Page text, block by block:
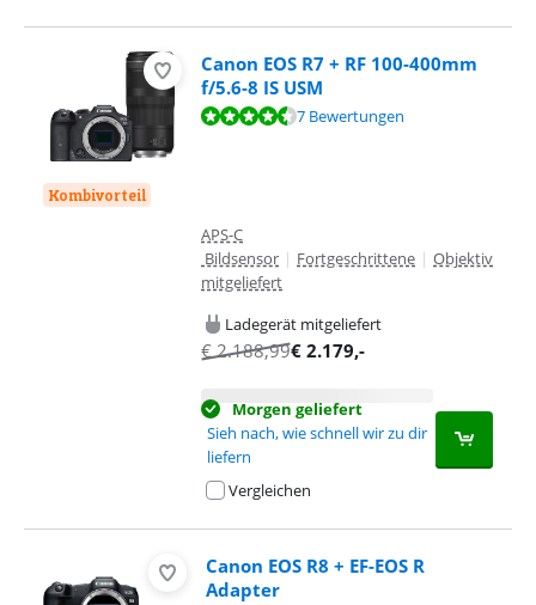
Kombivorteil
Canon EOS R7 + RF 100-400mm
f/5.6-8 IS USM
Bewertet mit 9,3 von 10, basierend auf 7 Bewertungen.
7 Bewertungen
APS-C
Bildsensor | Fortgeschrittene | Objektiv
mitgeliefert
Ladegerät mitgeliefert
€2.188,99€ 2.179,-
Morgen geliefert
Sieh nach, wie schnell wir zu dir
liefern
Vergleichen
Canon EOS R8 + EF-EOS R
Adapter